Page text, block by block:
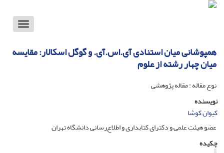
Toggle
همپوشانی میان استنادی آی.اس.آی. و گوگل اسکالار: مقایسه
میان چهار رشته از علوم
نوع مقاله : مقاله پژوهشی
نویسنده
کیوان کوشا
عضو هیئت علمی و دکترای کتابداری و اطلاع‌رسانی دانشگاه تهران
چکیده